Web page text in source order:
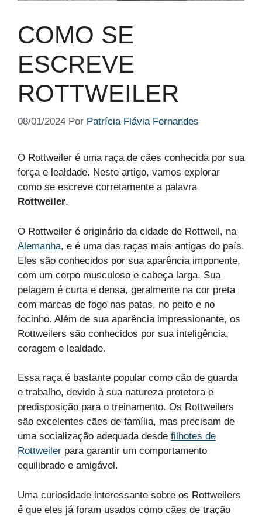
COMO SE
ESCREVE
ROTTWEILER
08/01/2024 Por Patrícia Flávia Fernandes
O Rottweiler é uma raça de cães conhecida por sua
força e lealdade. Neste artigo, vamos explorar
como se escreve corretamente a palavra
Rottweiler.
O Rottweiler é originário da cidade de Rottweil, na
Alemanha, e é uma das raças mais antigas do país.
Eles são conhecidos por sua aparência imponente,
com um corpo musculoso e cabeça larga. Sua
pelagem é curta e densa, geralmente na cor preta
com marcas de fogo nas patas, no peito e no
focinho. Além de sua aparência impressionante, os
Rottweilers são conhecidos por sua inteligência,
coragem e lealdade.
Essa raça é bastante popular como cão de guarda
e trabalho, devido à sua natureza protetora e
predisposição para o treinamento. Os Rottweilers
são excelentes cães de família, mas precisam de
uma socialização adequada desde filhotes de
Rottweiler para garantir um comportamento
equilibrado e amigável.
Uma curiosidade interessante sobre os Rottweilers
é que eles já foram usados como cães de tração